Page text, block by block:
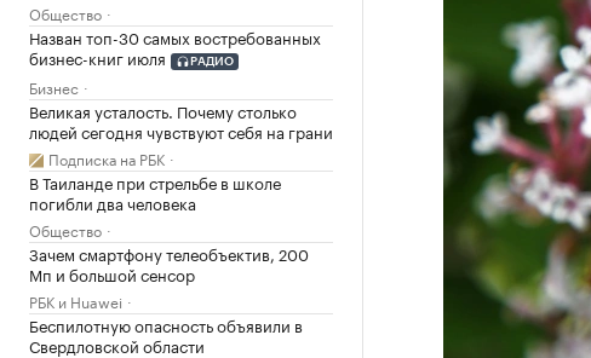
Общество
Назван топ-30 самых востребованных
бизнес-книг июля
РАДИО
Бизнес
Великая усталость. Почему столько
людей сегодня чувствуют себя на грани
Подписка на РБК
В Таиланде при стрельбе в школе
погибли два человека
Общество
Зачем смартфону телеобъектив, 200
Мп и большой сенсор
РБК и Huawei
Беспилотную опасность объявили в
Свердловской области